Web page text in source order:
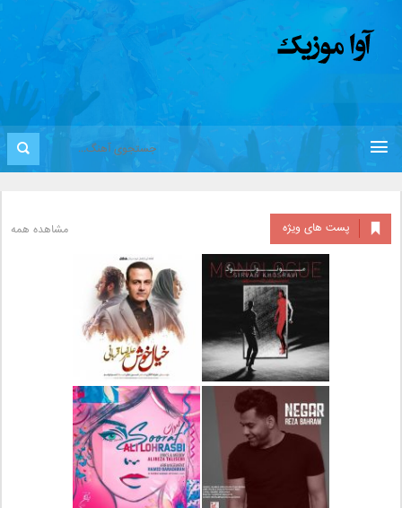
پست های ویژه مشاهده همه
دانلود آلبوم جدید سیروان
خسروی بنام مونولوگ
دانلود آهنگ جدید علیرضا
قربانی بنام خیال خوش